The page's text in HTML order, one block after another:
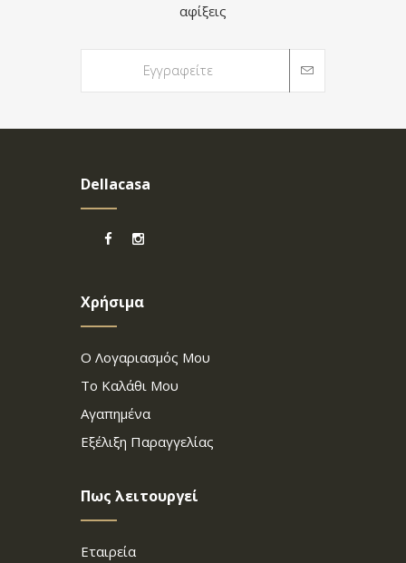
αφίξεις
Dellacasa
Χρήσιμα
Ο Λογαριασμός Μου
Το Καλάθι Μου
Αγαπημένα
Εξέλιξη Παραγγελίας
Πως λειτουργεί
Εταιρεία